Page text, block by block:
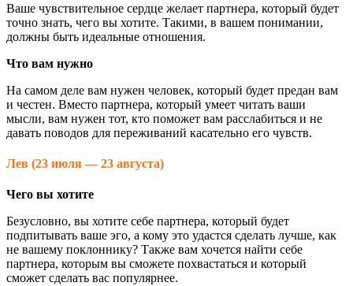
Ваше чувствительное сердце желает партнера, который будет
точно знать, чего вы хотите. Такими, в вашем понимании,
должны быть идеальные отношения.
Что вам нужно
На самом деле вам нужен человек, который будет предан вам
и честен. Вместо партнера, который умеет читать ваши
мысли, вам нужен тот, кто поможет вам расслабиться и не
давать поводов для переживаний касательно его чувств.
Лев (23 июля — 23 августа)
Чего вы хотите
Безусловно, вы хотите себе партнера, который будет
подпитывать ваше эго, а кому это удастся сделать лучше, как
не вашему поклоннику? Также вам хочется найти себе
партнера, которым вы сможете похвастаться и который
сможет сделать вас популярнее.